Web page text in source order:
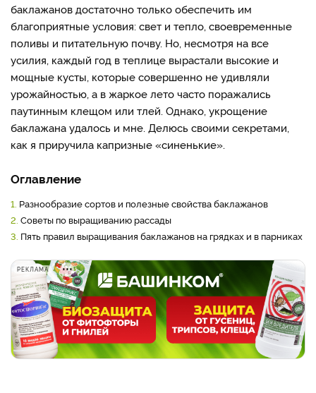
баклажанов достаточно только обеспечить им
благоприятные условия: свет и тепло, своевременные
поливы и питательную почву. Но, несмотря на все
усилия, каждый год в теплице вырастали высокие и
мощные кусты, которые совершенно не удивляли
урожайностью, а в жаркое лето часто поражались
паутинным клещом или тлей. Однако, укрощение
баклажана удалось и мне. Делюсь своими секретами,
как я приручила капризные «синенькие».
Оглавление
1. Разнообразие сортов и полезные свойства баклажанов
2. Советы по выращиванию рассады
3. Пять правил выращивания баклажанов на грядках и в парниках
РЕКЛАМА